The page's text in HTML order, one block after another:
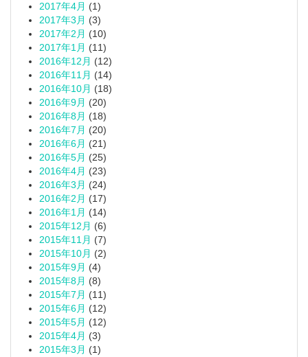
2017年4月 (1)
2017年3月 (3)
2017年2月 (10)
2017年1月 (11)
2016年12月 (12)
2016年11月 (14)
2016年10月 (18)
2016年9月 (20)
2016年8月 (18)
2016年7月 (20)
2016年6月 (21)
2016年5月 (25)
2016年4月 (23)
2016年3月 (24)
2016年2月 (17)
2016年1月 (14)
2015年12月 (6)
2015年11月 (7)
2015年10月 (2)
2015年9月 (4)
2015年8月 (8)
2015年7月 (11)
2015年6月 (12)
2015年5月 (12)
2015年4月 (3)
2015年3月 (1)